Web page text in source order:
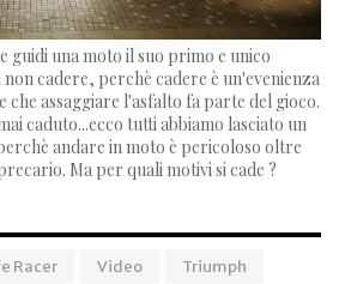
guidi una moto il suo primo e unico
cadere, perchè cadere è un'evenienza
che assaggiare l'asfalto fa parte del gioco.
caduto...ecco tutti abbiamo lasciato un
andare in moto è pericoloso oltre
Ma per quali motivi si cade ?
Racer Video
Triumph